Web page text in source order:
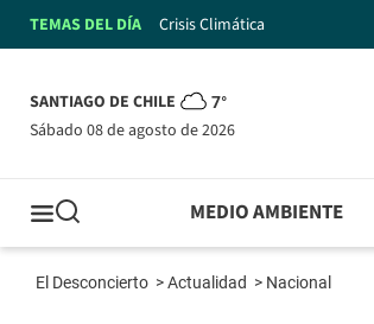
TEMAS DEL DÍA Crisis Climática
SANTIAGO DE CHILE 7°
sábado 08 de agosto de 2026
MEDIO AMBIENTE
El Desconcierto >Actualidad > Nacional